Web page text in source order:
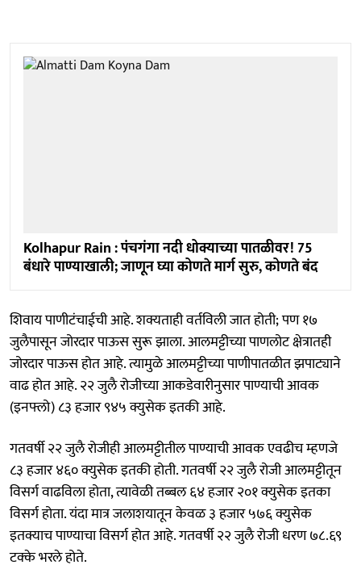
Kolhapur Rain : पंचगंगा नदी धोक्याच्या पातळीवर! 75
बंधारे पाण्याखाली; जाणून घ्या कोणते मार्ग सुरु, कोणते बंद
शिवाय पाणीटंचाईची आहे. शक्यताही वर्तविली जात होती; पण १७
जुलैपासून जोरदार पाऊस सुरू झाला. आलमट्टीच्या पाणलोट क्षेत्रातही
जोरदार पाऊस होत आहे. त्यामुळे आलमट्टीच्या पाणीपातळीत झपाट्याने
वाढ होत आहे. २२ जुलै रोजीच्या आकडेवारीनुसार पाण्याची आवक
(इनफ्लो) ८३ हजार ९४५ क्युसेक इतकी आहे.
गतवर्षी २२ जुलै रोजीही आलमट्टीतील पाण्याची आवक एवढीच म्हणजे
८३ हजार ४६० क्युसेक इतकी होती. गतवर्षी २२ जुलै रोजी आलमट्टीतून
विसर्ग वाढविला होता, त्यावेळी तब्बल ६४ हजार २०१ क्युसेक इतका
विसर्ग होता. यंदा मात्र जलाशयातून केवळ ३ हजार ५७६ क्युसेक
इतक्याच पाण्याचा विसर्ग होत आहे. गतवर्षी २२ जुलै रोजी धरण ७८.६९
टक्के भरले होते.